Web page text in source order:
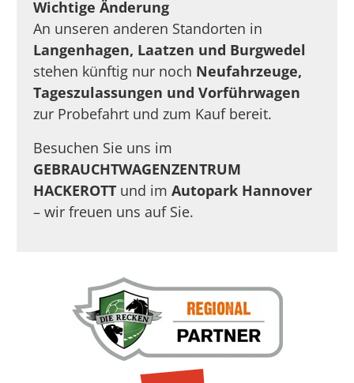
Wichtige Änderung
An unseren anderen Standorten in
Langenhagen, Laatzen und Burgwedel
stehen künftig nur noch Neufahrzeuge,
Tageszulassungen und Vorführwagen
zur Probefahrt und zum Kauf bereit.
Besuchen Sie uns im
GEBRAUCHTWAGENZENTRUM
HACKEROTT und imAutopark Hannover
– wir freuen uns auf Sie.